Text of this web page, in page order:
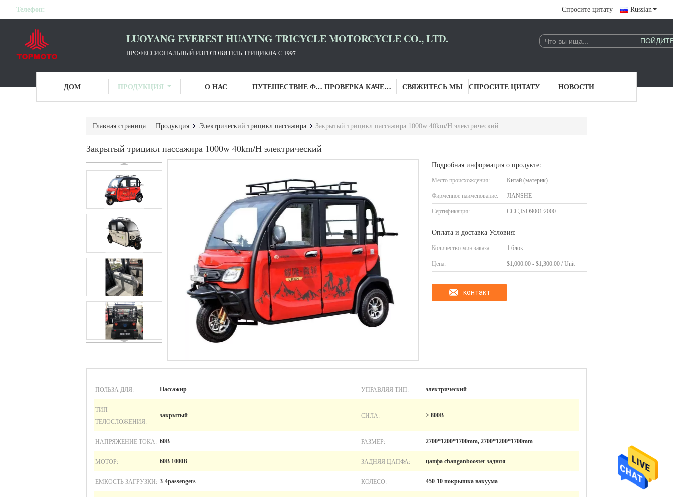
Телефон: Спросите цитату Russian
LUOYANG EVEREST HUAYING TRICYCLE MOTORCYCLE CO., LTD.
ПРОФЕССИОНАЛЬНЫЙ ИЗГОТОВИТЕЛЬ ТРИЦИКЛА С 1997
ДОМ ПРОДУКЦИЯ О НАС ПУТЕШЕСТВИЕ ФАБРИКИ ПРОВЕРКА КАЧЕСТВА СВЯЖИТЕСЬ МЫ СПРОСИТЕ ЦИТАТУ НОВОСТИ
Главная страница Продукция Электрический трицикл пассажира Закрытый трицикл пассажира 1000w 40km/H электрический
Закрытый трицикл пассажира 1000w 40km/H электрический
Подробная информация о продукте:
Место происхождения: Китай (материк)
Фирменное наименование: JIANSHE
Сертификация: CCC,ISO9001:2000
Оплата и доставка Условия:
Количество мин заказа: 1 блок
Цена: $1,000.00 - $1,300.00 / Unit
контакт
ПОЛЬЗА ДЛЯ: Пассажир УПРАВЛЯЯ ТИП: электрический
ТИП
ТЕЛОСЛОЖЕНИЯ:
закрытый СИЛА: > 800В
НАПРЯЖЕНИЕ ТОКА: 60В РАЗМЕР: 2700*1200*1700mm, 2700*1200*1700mm
МОТОР: 60В 1000В ЗАДНЯЯ ЦАПФА: цапфа changanbooster задняя
ЕМКОСТЬ ЗАГРУЗКИ: 3-4passengers КОЛЕСО: 450-10 покрышка вакуума